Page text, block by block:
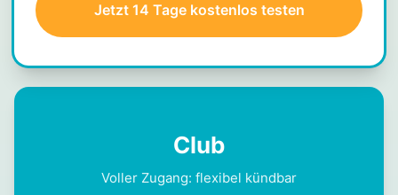
Jetzt 14 Tage kostenlos testen
Club
Voller Zugang: flexibel kündbar